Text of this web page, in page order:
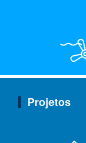
Projetos